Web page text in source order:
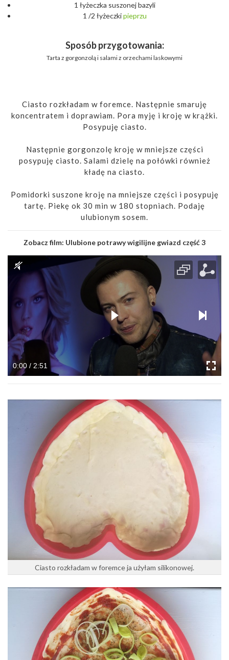
1 łyżeczka suszonej bazyli
1 /2 łyżeczkipieprzu
Sposób przygotowania:
Tarta z gorgonzolą i salami z orzechami laskowymi
Ciasto rozkładam w foremce. Następnie smaruję
koncentratem i doprawiam. Pora myję i kroję w krążki.
Posypuję ciasto.
Następnie gorgonzolę kroję w mniejsze części
posypuję ciasto. Salami dzielę na połówki również
kładę na ciasto.
Pomidorki suszone kroję na mniejsze części i posypuję
tartę. Piekę ok 30 min w 180 stopniach. Podaję
ulubionym sosem.
Zobacz film: Ulubione potrawy wigilijne gwiazd część 3
0:00 / 2:51
Ciasto rozkładam w foremce ja użyłam silikonowej.